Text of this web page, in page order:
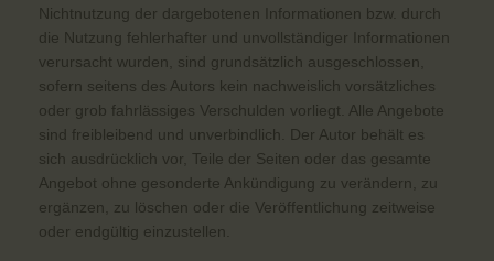
Nichtnutzung der dargebotenen Informationen bzw. durch
die Nutzung fehlerhafter und unvollständiger Informationen
verursacht wurden, sind grundsätzlich ausgeschlossen,
sofern seitens des Autors kein nachweislich vorsätzliches
oder grob fahrlässiges Verschulden vorliegt. Alle Angebote
sind freibleibend und unverbindlich. Der Autor behält es
sich ausdrücklich vor, Teile der Seiten oder das gesamte
Angebot ohne gesonderte Ankündigung zu verändern, zu
ergänzen, zu löschen oder die Veröffentlichung zeitweise
oder endgültig einzustellen.